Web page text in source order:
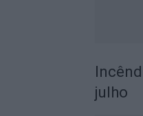
julho